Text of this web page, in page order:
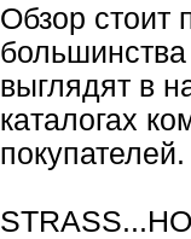
Обзор стоит
выглядят в
кaталогах
покупателей.